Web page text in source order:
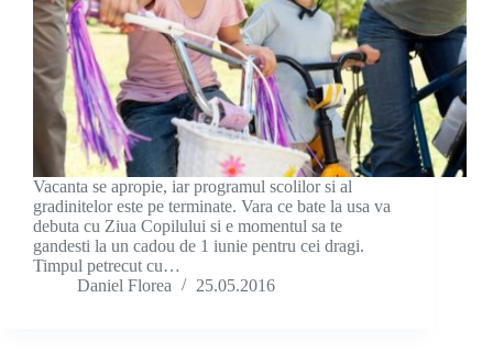
Vacanta se apropie, iar programul scolilor si al
gradinitelor este pe terminate. Vara ce bate la usa va
debuta cu Ziua Copilului si e momentul sa te
gandesti la un cadou de 1 iunie pentru cei dragi.
Timpul petrecut cu…
Daniel Florea
25.05.2016